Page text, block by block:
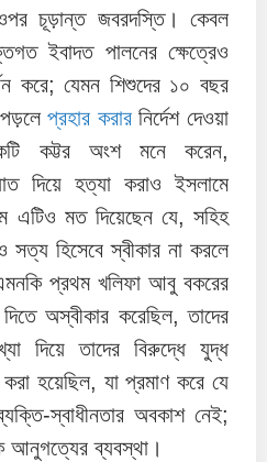
চূড়ান্ত জবরদস্তি। কেবল
ইবাদত পালনের ক্ষেত্রেও
করে; যেমন শিশুদের ১০ বছর
পড়লেপ্রহার করারনির্দেশ দেওয়া
কট্টর অংশ মনে করেন,
দিয়ে হত্যা করাও ইসলামে
মত দিয়েছেন যে, সহিহ
সত্য হিসেবে স্বীকার না করলে
প্রথম খলিফা আবু বকরের
অস্বীকার করেছিল, তাদের
দিয়ে তাদের বিরুদ্ধে যুদ্ধ
হয়েছিল, যা প্রমাণ করে যে
স্বাধীনতার অবকাশ নেই;
আনুগত্যের ব্যবস্থা।